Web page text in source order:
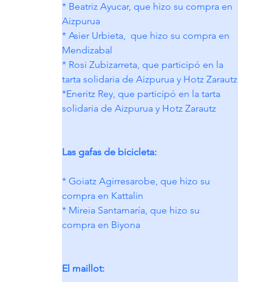
* Beatriz Ayucar, que hizo su compra en
Aizpurua
* Asier Urbieta,  que hizo su compra en
Mendizabal
* Rosi Zubizarreta, que participó en la
tarta solidaria de Aizpurua y Hotz Zarautz
*Eneritz Rey, que participó en la tarta
solidaria de Aizpurua y Hotz Zarautz
Las gafas de bicicleta:
* Goiatz Agirresarobe, que hizo su
compra en Kattalin
* Mireia Santamaría, que hizo su
compra en Biyona
El maillot: